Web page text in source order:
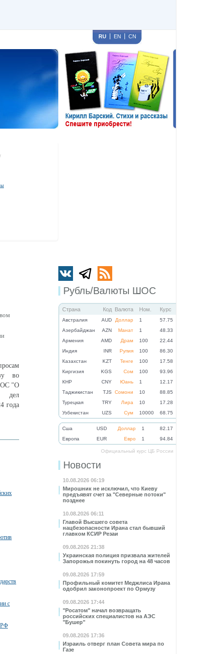
RU EN CN
Рубль/Валюты ШОС
Страна Код Валюта Ном. Курс
Австралия AUD Доллар 1
57.75
Азербайджан
AZN Манат 1
48.33
Армения
AMD Драм 100
22.44
Индия
INR Рупия 100
86.30
Казахстан
KZT Тенге 100
17.58
Киргизия
KGS Сом 100
93.96
КНР
CNY Юань 1
12.17
Таджикистан
TJS Сомони 10
88.85
Турецкая
TRY Лира 10
17.28
Узбекистан
UZS Сум 10000 68.75
Cша USD Доллар 1
82.17
Eвропа
EUR Евро 1 94.84
Официальный курс ЦБ России
Новости
10.08.2026 06:19
Мирошник не исключил, что Киеву
предъявят счет за "Северные потоки"
позднее
10.08.2026 06:11
Главой Высшего совета
нацбезопасности Ирана стал бывший
главком КСИР Резаи
09.08.2026 21:38
Украинская полиция призвала жителей
Запорожья покинуть город на 48 часов
09.08.2026 17:59
Профильный комитет Меджлиса Ирана
одобрил законопроект по Ормузу
09.08.2026 17:44
"Росатом" начал возвращать
российских специалистов на АЭС
"Бушер"
09.08.2026 17:36
Израиль отверг план Совета мира по
Газе
во
"О
дел
года
с
РФ